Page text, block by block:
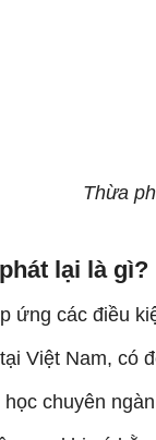
Thừa
lại là gì?
ứng các điều
Việt Nam, có
chuyên